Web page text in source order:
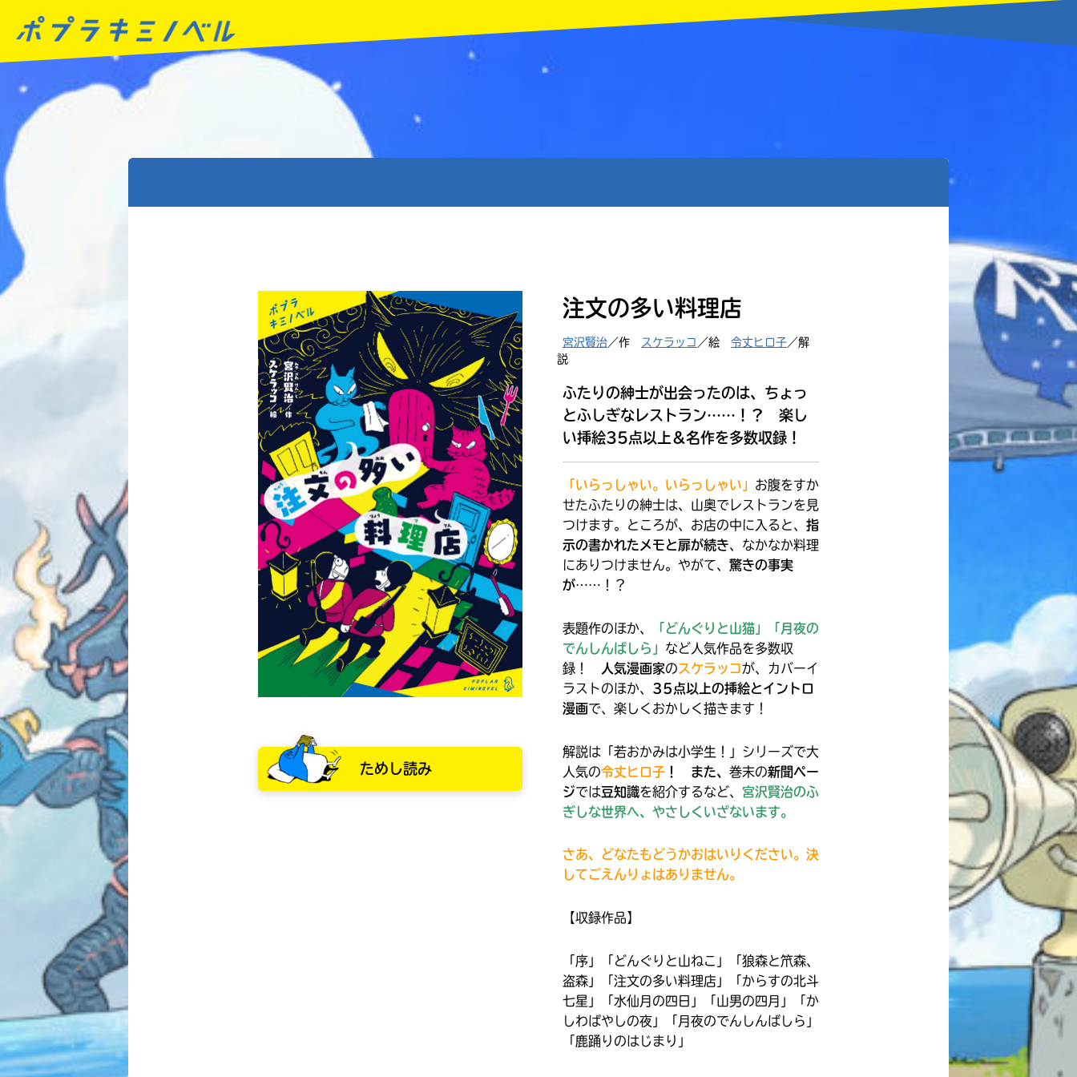
読みたい本が
見つかる
できる掲示板
大人気
シリーズに
キミノラジオ配信中！
いろんな動画が
見られる
ためし読み
注文の多い料理店
宮沢賢治 ／作 スケラッコ ／絵 令丈ヒロ子 ／解
説
ふたりの紳士が出会ったのは、ちょっ
とふしぎなレストラン……！？ 楽し
い挿絵35点以上＆名作を多数収録！
「いらっしゃい。いらっしゃい」 お腹をすか
せたふたりの紳士は、山奥でレストランを見
つけます。ところが、お店の中に入ると、 指
示の書かれたメモと扉が続き、なかなか料理
にありつけません。やがて、 驚きの事実
が……！？
表題作のほか、
「どんぐりと山猫」「月夜の
でんしんばしら」 など人気作品を多数収
録！
人気漫画家のスケラッコが、カバーイ
ラストのほか、 35点以上の挿絵とイントロ
漫画で、楽しくおかしく描きます！
解説は「若おかみは小学生！」シリーズで大
人気の令丈ヒロ子 ！ また、 巻末の新聞ペー
ジでは豆知識を紹介するなど、 宮沢賢治のふ
ぎしな世界へ、やさしくいざないます。
さあ、どなたもどうかおはいりください。決
してごえんりょはありません。
【収録作品】
「序」「どんぐりと山ねこ」「狼森と笊森、
盗森」「注文の多い料理店」「からすの北斗
七星」「水仙月の四日」「山男の四月」「か
しわばやしの夜」「月夜のでんしんばしら」
「鹿踊りのはじまり」
購
入
の
ご
案
内
電
子
書
籍
購
入
の
ご